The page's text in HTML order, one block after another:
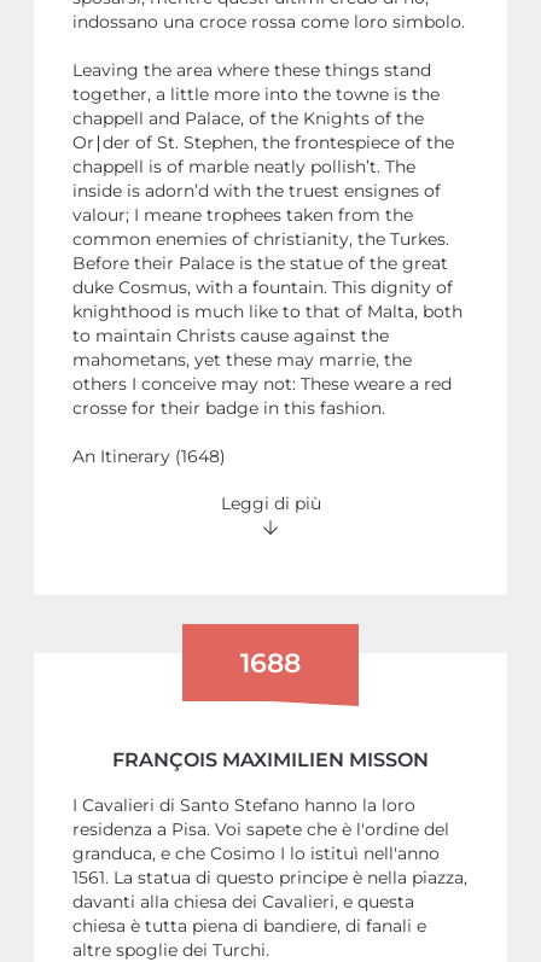
indossano una croce rossa come loro simbolo.
Leaving the area where these things stand
together, a little more into the towne is the
chappell and Palace, of the Knights of the
Or∣der of St. Stephen, the frontespiece of the
chappell is of marble neatly pollish’t. The
inside is adorn’d with the truest ensignes of
valour; I meane trophees taken from the
common enemies of christianity, the Turkes.
Before their Palace is the statue of the great
duke Cosmus, with a fountain. This dignity of
knighthood is much like to that of Malta, both
to maintain Christs cause against the
mahometans, yet these may marrie, the
others I conceive may not: These weare a red
crosse for their badge in this fashion.
An Itinerary (1648)
Leggi di più
1688
FRANÇOIS MAXIMILIEN MISSON
I Cavalieri di Santo Stefano hanno la loro
residenza a Pisa. Voi sapete che è l'ordine del
granduca, e che Cosimo I lo istituì nell'anno
1561. La statua di questo principe è nella piazza,
davanti alla chiesa dei Cavalieri, e questa
chiesa è tutta piena di bandiere, di fanali e
altre spoglie dei Turchi.